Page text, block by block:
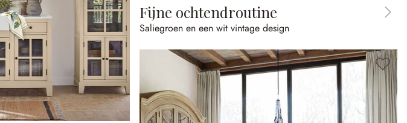
Fijne ochtendroutine
Saliegroen en een wit vintage design